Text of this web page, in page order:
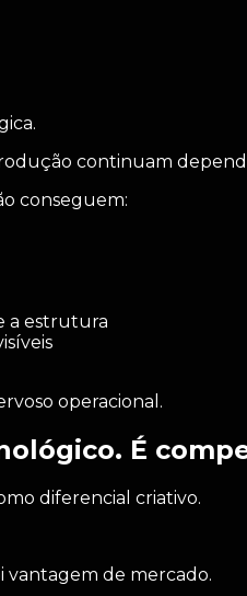
continuam
conseguem:
a estrutura
operacional.
É
diferencial criativo.
vantagem de mercado.